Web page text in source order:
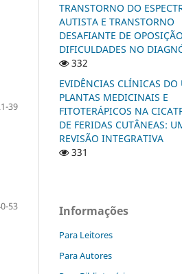
39
53
TRANSTORNO DO
AUTISTA E TRANSTORNO
DESAFIANTE DE
DIFICULDADES NO
332
EVIDÊNCIAS CLÍNICAS DO
PLANTAS MEDICINAIS E
FITOTERÁPICOS NA
DE FERIDAS CUTÂNEAS:
REVISÃO INTEGRATIVA
331
Informações
Para Leitores
Para Autores